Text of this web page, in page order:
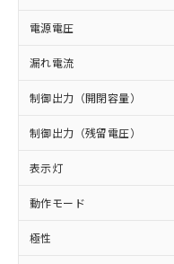
電源電圧
漏れ電流
制御出力（開閉容量）
制御出力（残留電圧）
表示灯
動作モード
極性